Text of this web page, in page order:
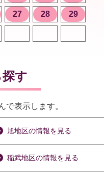
27 28 29
す
で表示します。
旭地区の情報を見る
稲武地区の情報を見る